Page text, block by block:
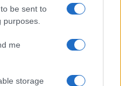
be sent to
me
storage
con Avis Olbia al
temperature in calo